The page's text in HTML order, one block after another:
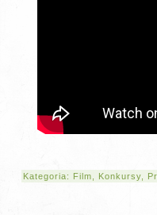
Kategoria: Film Konkursy